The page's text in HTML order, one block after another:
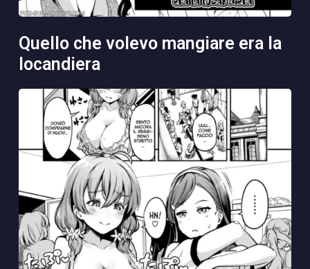
quello che volevo mangiare era la
locandiera